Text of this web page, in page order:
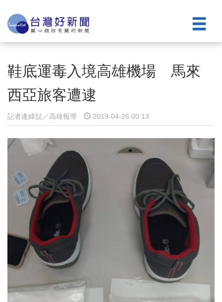
鞋底運毒入境高雄機場 馬來
西亞旅客遭逮
記者逄緯喆／高雄報導 2019-04-26 00:13